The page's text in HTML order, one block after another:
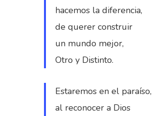
hacemos la diferencia,
de querer construir
un mundo mejor,
Otro y Distinto.
Estaremos en el paraíso,
al reconocer a Dios